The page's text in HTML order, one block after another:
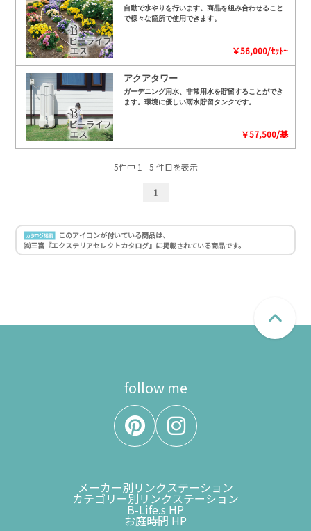
自動で水やりを行います。商品を組み合わせること
で様々な箇所で使用できます。
￥56,000/ｾｯﾄ~
アクアタワー
ガーデニング用水、非常用水を貯留することができ
ます。環境に優しい雨水貯留タンクです。
￥57,500/基
5件中 1 - 5 件目を表示
1
このアイコンが付いている商品は、
㈱三富『エクステリアセレクトカタログ』に掲載されている商品です。
follow me
メーカー別リンクステーション
カテゴリー別リンクステーション
B-Life.s HP
お庭時間 HP